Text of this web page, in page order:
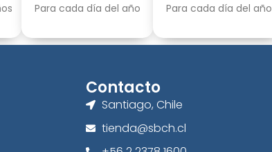
Para cada día del año Para cada día del año
Contacto
Santiago, Chile
tienda@sbch.cl